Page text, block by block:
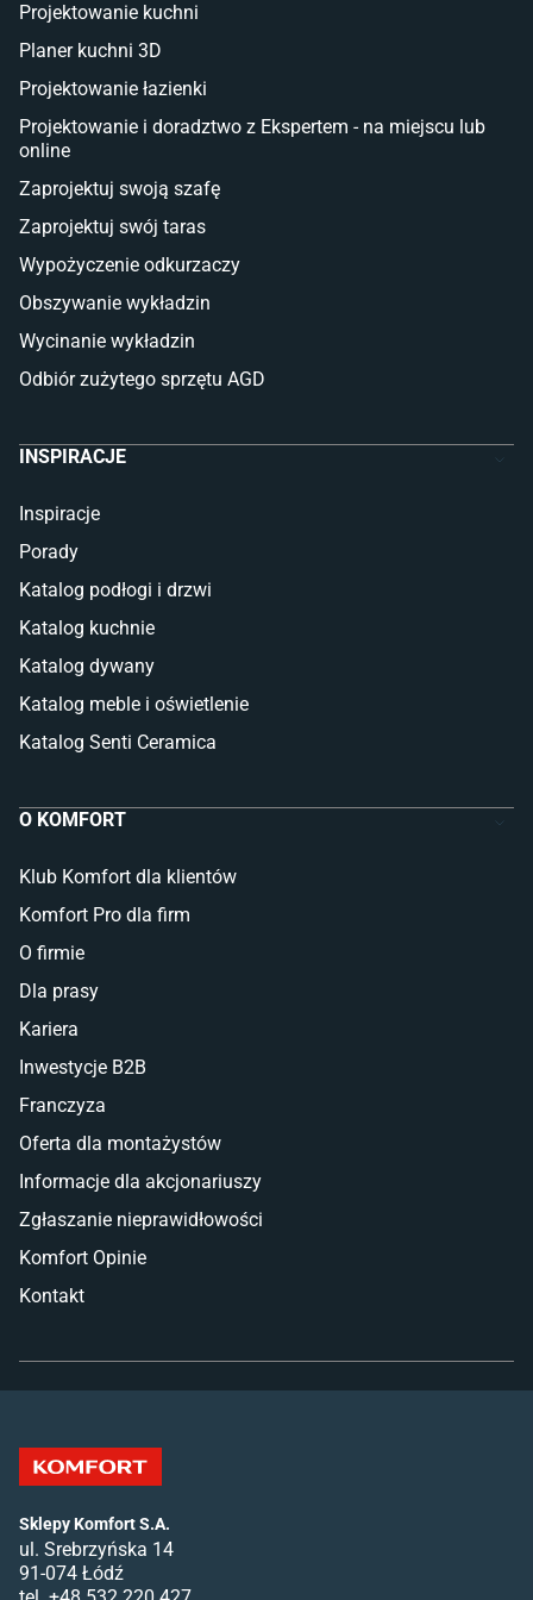
Sztuczna trawa miękka
Koce i pledy
Płytki na balkon
Lampy stojące LED
Płytki
Płytki Cersanit
Płytki wielkoformatowe
Glazura
Płytki marmurowe
Projektowanie kuchni
Planer kuchni 3D
Projektowanie łazienki
Projektowanie i doradztwo z Ekspertem - na miejscu lub
online
Zaprojektuj swoją szafę
Zaprojektuj swój taras
Wypożyczenie odkurzaczy
Obszywanie wykładzin
Wycinanie wykładzin
Odbiór zużytego sprzętu AGD
INSPIRACJE
Inspiracje
Porady
Katalog podłogi i drzwi
Katalog kuchnie
Katalog dywany
Katalog meble i oświetlenie
Katalog Senti Ceramica
O KOMFORT
Klub Komfort dla klientów
Komfort Pro dla firm
O firmie
Dla prasy
Kariera
Inwestycje B2B
Franczyza
Oferta dla montażystów
Informacje dla akcjonariuszy
Zgłaszanie nieprawidłowości
Komfort Opinie
Kontakt
Sklepy Komfort S.A.
ul. Srebrzyńska 14
91-074 Łódź